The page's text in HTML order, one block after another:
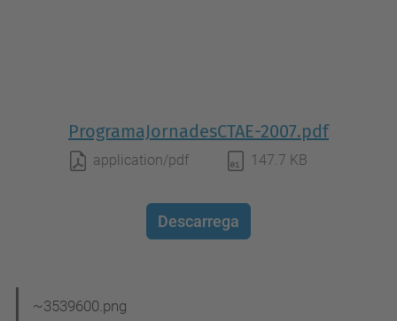
ProgramaJornadesCTAE-2007.pdf
application/pdf 147.7 KB
Descarrega
~3539600.png